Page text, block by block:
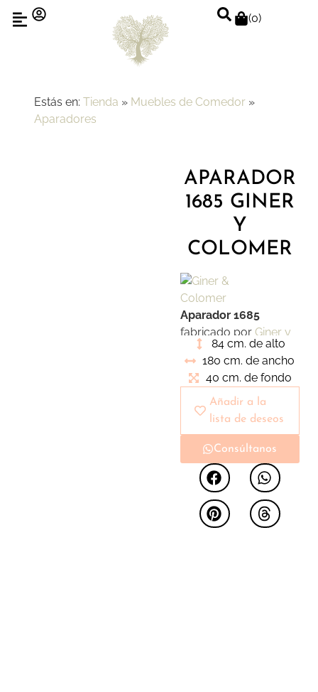
(0)
Estás en: Tienda » Muebles de Comedor »
Aparadores
APARADOR
1685 GINER
Y
COLOMER
Aparador 1685
fabricado por Giner y
Colomer presenta un
diseño clásico y
atemporal. Su color
rojo aporta un toque
llamativo a nuestros
espacios. Gran
capacidad e
almacenaje en su
interior.
84 cm. de alto
180 cm. de ancho
40 cm. de fondo
Añadir a la
lista de deseos
Consúltanos